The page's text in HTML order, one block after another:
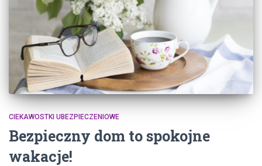
CIEKAWOSTKI UBEZPIECZENIOWE
Bezpieczny dom to spokojne
wakacje!